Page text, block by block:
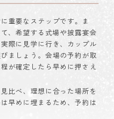
重要なステップです。ま
、希望する式場や披露宴会
際に見学に行き、カップル
ましょう。会場の予約が取
が確定したら早めに押さえ
比べ、理想に合った場所を
早めに埋まるため、予約は